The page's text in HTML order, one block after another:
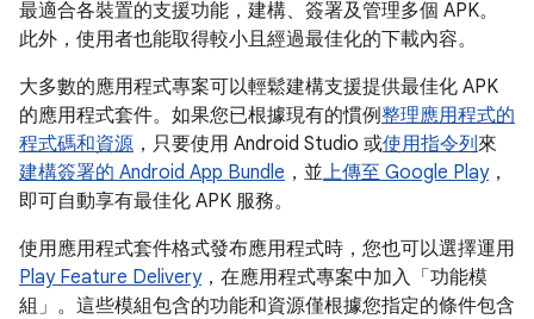
最適合各裝置的支援功能，建構、簽署及管理多個 APK。
此外，使用者也能取得較小且經過最佳化的下載內容。
大多數的應用程式專案可以輕鬆建構支援提供最佳化 APK
的應用程式套件。如果您已根據現有的慣例整理應用程式的
程式碼和資源 ，只要使用 Android Studio 或使用指令列來
建構簽署的 Android App Bundle ，並上傳至 Google Play，
即可自動享有最佳化 APK 服務。
使用應用程式套件格式發布應用程式時，您也可以選擇運用
Play Feature Delivery，在應用程式專案中加入「功能模
組」 。這些模組包含的功能和資源僅根據您指定的條件包含